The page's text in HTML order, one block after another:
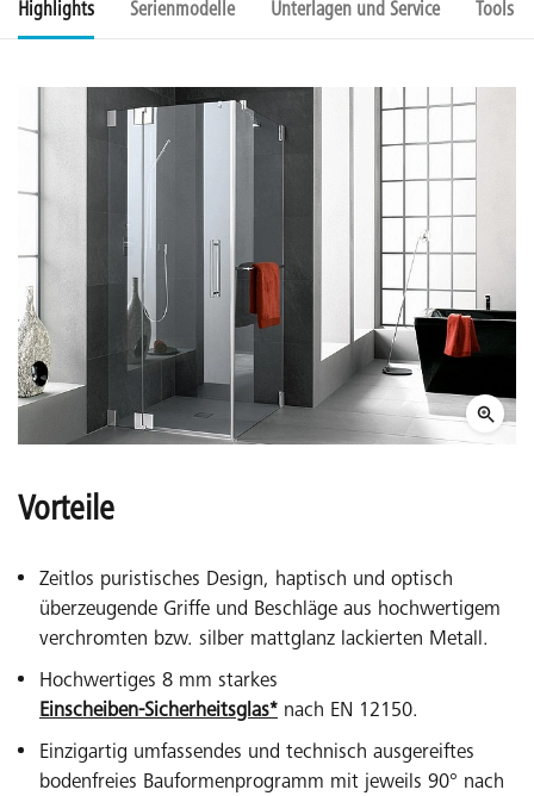
Highlights Serienmodelle Unterlagen und Service Tools
Vorteile
Zeitlos puristisches Design, haptisch und optisch
überzeugende Griffe und Beschläge aus hochwertigem
verchromten bzw. silber mattglanz lackierten Metall.
Hochwertiges 8 mm starkes
Einscheiben-Sicherheitsglas* nach EN 12150.
Einzigartig umfassendes und technisch ausgereiftes
bodenfreies Bauformenprogramm mit jeweils 90° nach